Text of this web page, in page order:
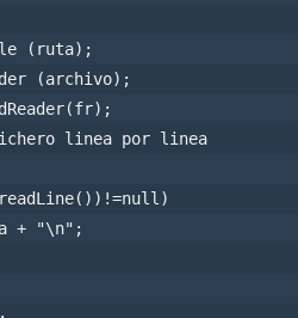
File (ruta);
(archivo);
linea por linea
+ "\n";